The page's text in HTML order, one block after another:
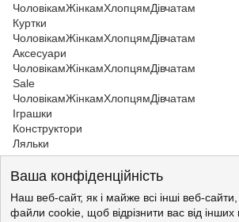
ЧоловікамЖінкамХлопцямДівчатам
Куртки
ЧоловікамЖінкамХлопцямДівчатам
Аксесуари
ЧоловікамЖінкамХлопцямДівчатам
Sale
ЧоловікамЖінкамХлопцямДівчатам
Іграшки
Конструктори
Ляльки
Ваша конфіденційність
Наш веб-сайт, як і майже всі інші веб-
файли cookie, щоб відрізнити вас від інших
Жінкам>Джинси>Джинси Lee
Джинси LEE LONDON Regular Fit